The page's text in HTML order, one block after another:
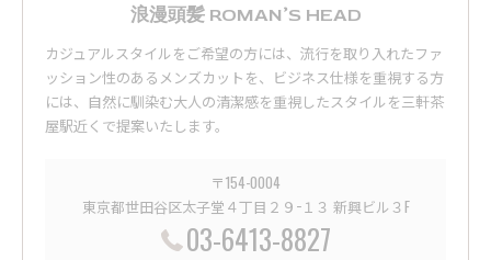
浪漫頭髪 ROMAN’S HEAD
カジュアルスタイルをご希望の方には、流行を取り入れたファ
ッション性のあるメンズカットを、ビジネス仕様を重視する方
には、自然に馴染む大人の清潔感を重視したスタイルを三軒茶
屋駅近くで提案いたします。
〒154-0004
東京都世田谷区太子堂４丁目２９−１３ 新興ビル３F
03-6413-8827